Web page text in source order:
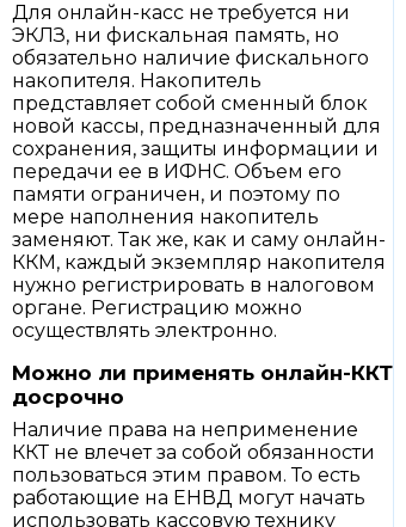
Для онлайн-касс не требуется ни
ЭКЛЗ, ни фискальная память, но
обязательно наличие фискального
накопителя. Накопитель
представляет собой сменный блок
новой кассы, предназначенный для
сохранения, защиты информации и
передачи ее в ИФНС. Объем его
памяти ограничен, и поэтому по
мере наполнения накопитель
заменяют. Так же, как и саму онлайн-
ККМ, каждый экземпляр накопителя
нужно регистрировать в налоговом
органе. Регистрацию можно
осуществлять электронно.
Можно ли применять онлайн-ККТ
досрочно
Наличие права на неприменение
ККТ не влечет за собой обязанности
пользоваться этим правом. То есть
работающие на ЕНВД могут начать
использовать кассовую технику